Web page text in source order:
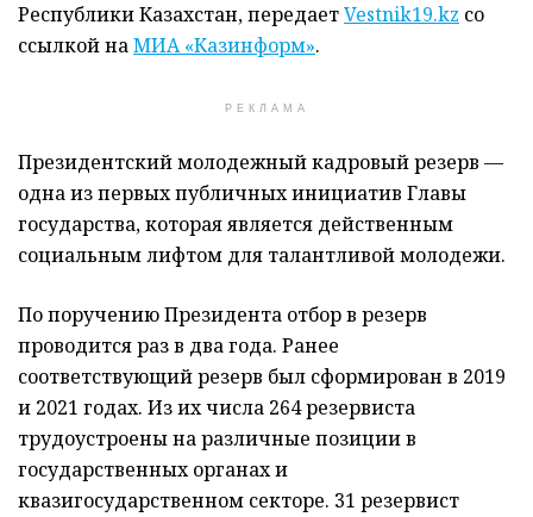
Республики Казахстан, передаетVestnik19.kz со
ссылкой наМИА «Казинформ».
РЕКЛАМА
Президентский молодежный кадровый резерв —
одна из первых публичных инициатив Главы
государства, которая является действенным
социальным лифтом для талантливой молодежи.
По поручению Президента отбор в резерв
проводится раз в два года. Ранее
соответствующий резерв был сформирован в 2019
и 2021 годах. Из их числа 264 резервиста
трудоустроены на различные позиции в
государственных органах и
квазигосударственном секторе. 31 резервист